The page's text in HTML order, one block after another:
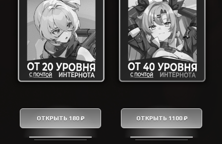
ОТКРЫТЬ 180 ₽ ОТКРЫТЬ 1100 ₽